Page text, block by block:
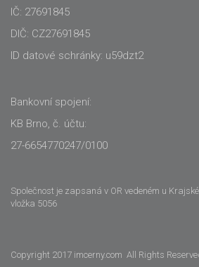
IČ: 27691845
DIČ: CZ27691845
ID datové schránky: u59dzt2
Bankovní spojení:
KB Brno, č. účtu:
27-6654770247/0100
Společnost je zapsaná v OR vedeném u
vložka 5056
Copyright 2017 imcerny.com All Rights